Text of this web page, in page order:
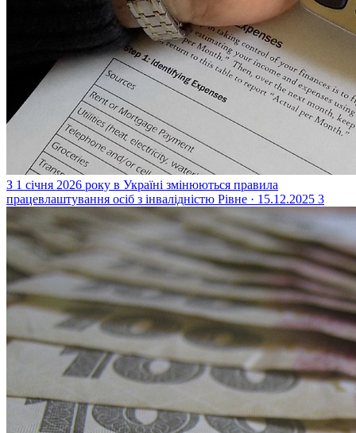
З 1 січня 2026 року в Україні змінюються правила
працевлаштування осіб з інвалідністю Рівне · 15.12.2025 3